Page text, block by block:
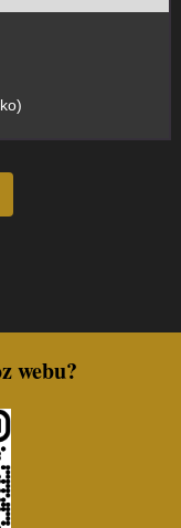
webu?